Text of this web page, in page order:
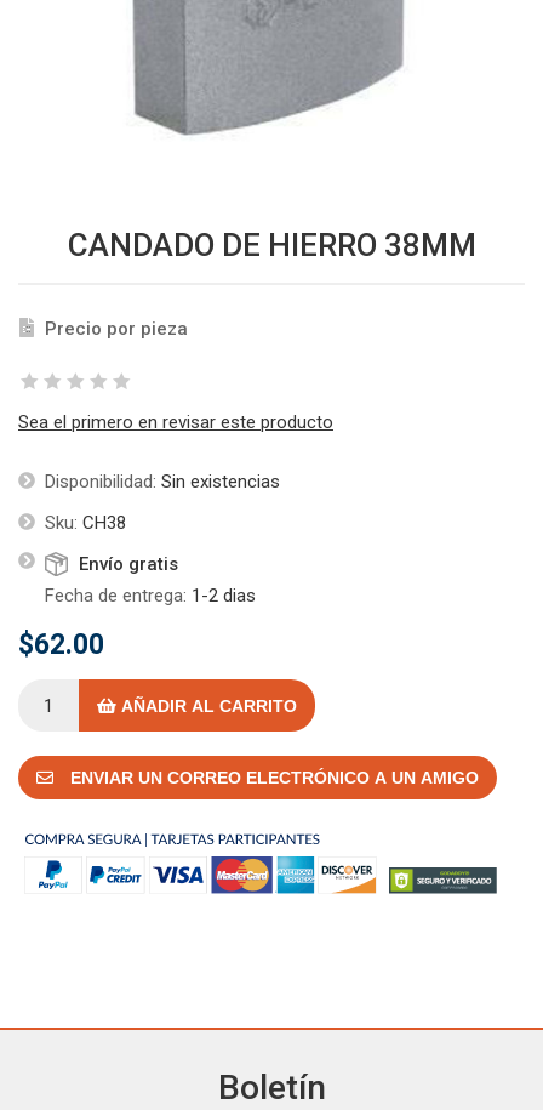
CANDADO DE HIERRO 38MM
Precio por pieza
Sea el primero en revisar este producto
Disponibilidad: Sin existencias
Sku: CH38
Envío gratis
Fecha de entrega: 1-2 dias
$62.00
AÑADIR AL CARRITO
ENVIAR UN CORREO ELECTRÓNICO A UN AMIGO
Boletín